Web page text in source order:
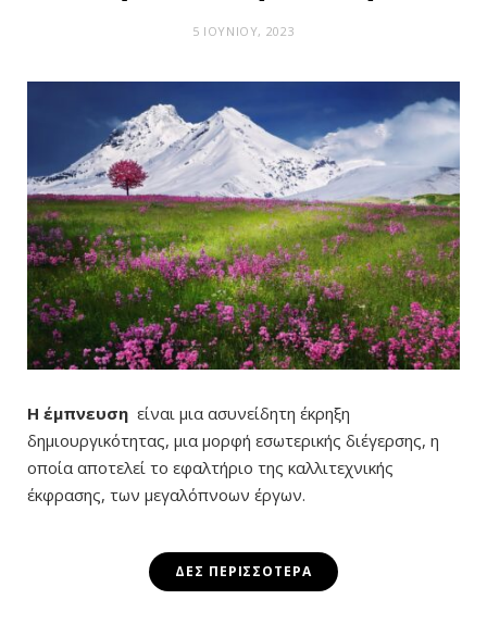
5 ΙΟΥΝΊΟΥ, 2023
Η έμπνευση είναι μια ασυνείδητη έκρηξη
δημιουργικότητας, μια μορφή εσωτερικής διέγερσης, η
οποία αποτελεί το εφαλτήριο της καλλιτεχνικής
έκφρασης, των μεγαλόπνοων έργων.
ΔΕΣ ΠΕΡΙΣΣΌΤΕΡΑ